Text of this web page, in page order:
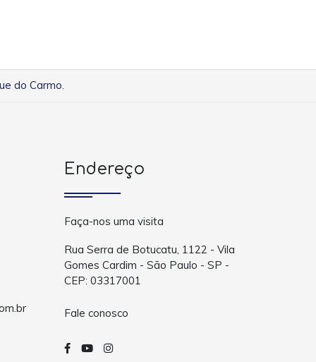
do Carmo.
Endereço
Faça-nos uma visita
Rua Serra de Botucatu, 1122 - Vila
Gomes Cardim - São Paulo - SP -
CEP: 03317001
Fale conosco